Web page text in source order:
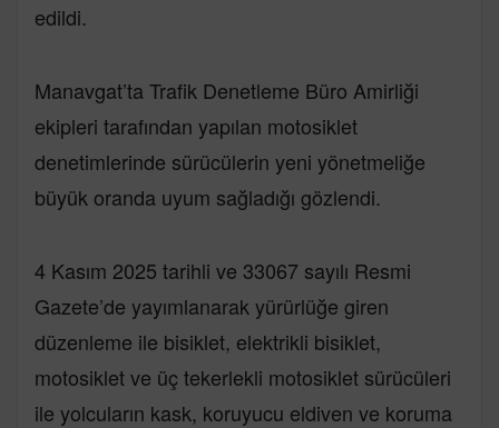
edildi.
Manavgat’ta Trafik Denetleme Büro Amirliği
ekipleri tarafından yapılan motosiklet
denetimlerinde sürücülerin yeni yönetmeliğe
büyük oranda uyum sağladığı gözlendi.
4 Kasım 2025 tarihli ve 33067 sayılı Resmi
Gazete’de yayımlanarak yürürlüğe giren
düzenleme ile bisiklet, elektrikli bisiklet,
motosiklet ve üç tekerlekli motosiklet sürücüleri
ile yolcuların kask, koruyucu eldiven ve koruma